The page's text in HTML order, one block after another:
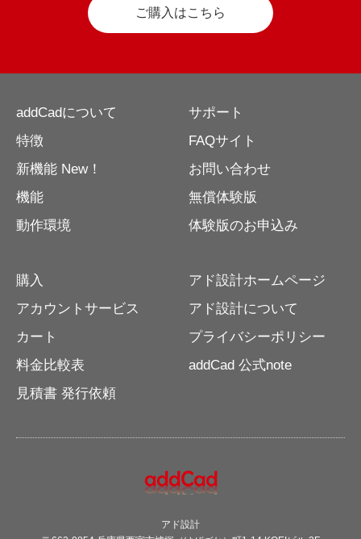
ご購入はこちら
addCadについて
特徴
新機能 New！
機能
動作環境
サポート
FAQサイト
お問い合わせ
無償体験版
体験版のお申込み
購入
アカウントサービス
カート
料金比較表
見積書 発行依頼
アド設計ホームページ
アド設計について
プライバシーポリシー
addCad 公式note
アド設計